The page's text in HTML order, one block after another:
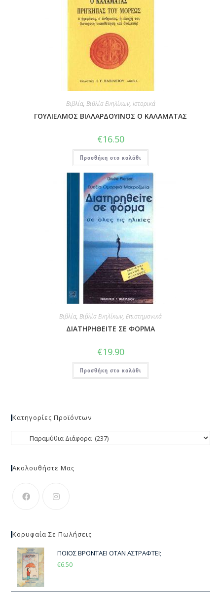
Βιβλία, Βιβλία Ενηλίκων, Ιστορικά
ΓΟΥΛΙΕΛΜΟΣ ΒΙΛΛΑΡΔΟΥΙΝΟΣ Ο ΚΑΛΑΜΑΤΑΣ
€16.50
Προσθήκη στο καλάθι
Βιβλία, Βιβλία Ενηλίκων, Επιστημονικά
ΔΙΑΤΗΡΗΘΕΙΤΕ ΣΕ ΦΟΡΜΑ
€19.90
Προσθήκη στο καλάθι
Κατηγορίες Προϊόντων
Ακολουθήστε Μας
Κορυφαία Σε Πωλήσεις
ΠΟΙΟΣ ΒΡΟΝΤΑΕΙ ΟΤΑΝ ΑΣΤΡΑΦΤΕΙ;
€6.50